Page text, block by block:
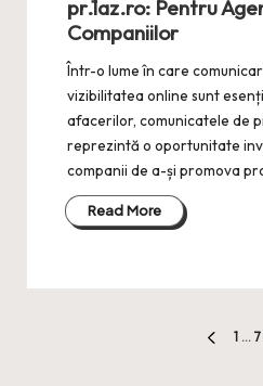
pr.1az.ro: Pentru
Companiilor
Într-o lume în care
vizibilitatea online sunt
afacerilor, comunicatele de
reprezintă o oportunitate
companii de a-și promova
Read More
PREVIOUS
1 … 7